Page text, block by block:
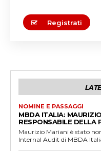
Registrati
NOMINE E PASSAGGI
MBDA ITALIA:
RESPONSABILE DELLA
Maurizio Mariani è stato
Internal Audit di MBDA